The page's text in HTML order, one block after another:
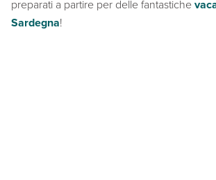
preparati a partire per delle fantastiche
Sardegna!